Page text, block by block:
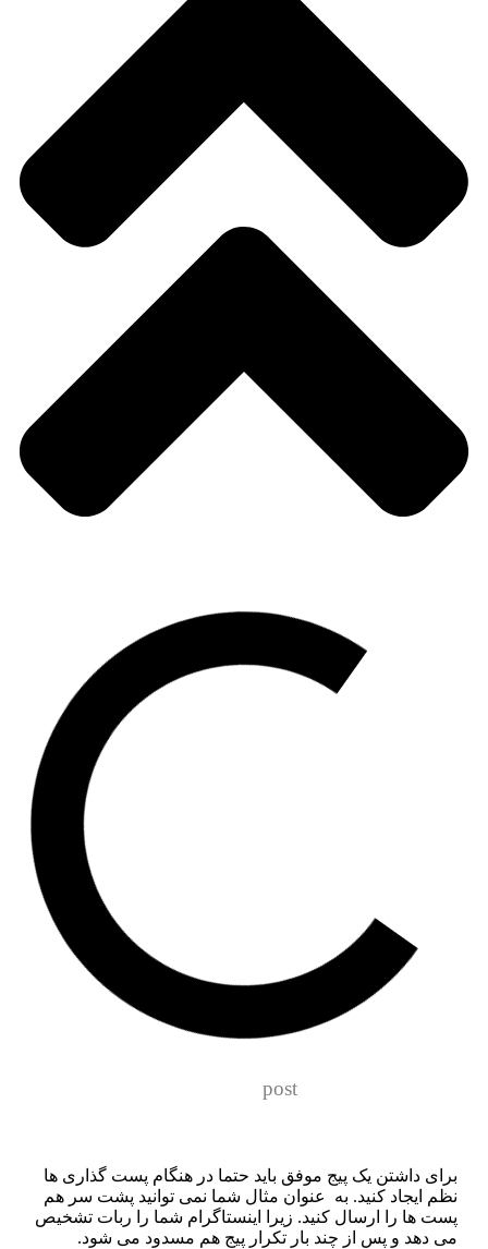
داشتن یک پیج موفق باید حتما در هنگام پست گذاری ها
ایجاد کنید. به عنوان مثال شما نمی‌ توانید پشت سر هم
ها را ارسال کنید. زیرا اینستاگرام شما را ربات تشخیص
دهد و پس از چند بار تکرار پیج هم مسدود می‌ شود.